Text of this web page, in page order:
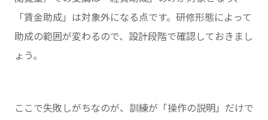
「賃金助成」は対象外になる点です。研修形態によって
助成の範囲が変わるので、設計段階で確認しておきまし
ょう。
ここで失敗しがちなのが、訓練が「操作の説明」だけで